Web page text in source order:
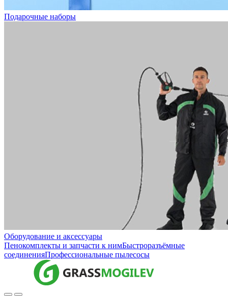
Подарочные наборы
Оборудование и аксессуары
Пенокомплекты и запчасти к нимБыстроразъёмные
соединенияПрофессиональные пылесосы